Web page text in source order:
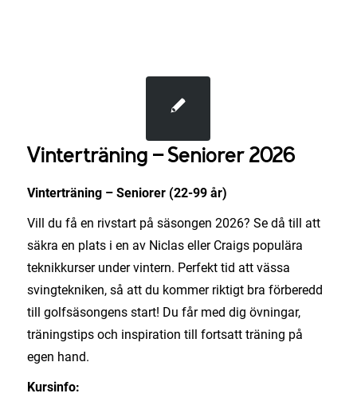
Vinterträning – Seniorer 2026
Vinterträning – Seniorer (22-99 år)
Vill du få en rivstart på säsongen 2026? Se då till att
säkra en plats i en av Niclas eller Craigs populära
teknikkurser under vintern. Perfekt tid att vässa
svingtekniken, så att du kommer riktigt bra förberedd
till golfsäsongens start! Du får med dig övningar,
träningstips och inspiration till fortsatt träning på
egen hand.
Kursinfo: